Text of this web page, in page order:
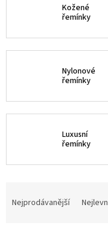
Kožené
řemínky
Nylonové
řemínky
Luxusní
řemínky
Nejprodávanější